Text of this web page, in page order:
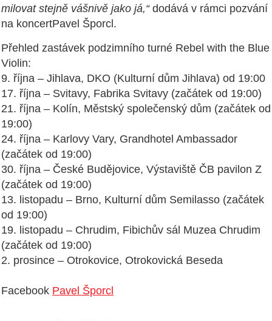
milovat stejně vášnivě jako já,“ dodává v rámci pozvání
na koncertPavel Šporcl.
Přehled zastávek podzimního turné Rebel with the Blue
Violin:
9. října – Jihlava, DKO (Kulturní dům Jihlava) od 19:00
17. října – Svitavy, Fabrika Svitavy (začátek od 19:00)
21. října – Kolín, Městský společenský dům (začátek od
19:00)
24. října – Karlovy Vary, Grandhotel Ambassador
(začátek od 19:00)
30. října – České Budějovice, Výstaviště ČB pavilon Z
(začátek od 19:00)
13. listopadu – Brno, Kulturní dům Semilasso (začátek
od 19:00)
19. listopadu – Chrudim, Fibichův sál Muzea Chrudim
(začátek od 19:00)
2. prosince – Otrokovice, Otrokovická Beseda
Facebook Pavel Šporcl